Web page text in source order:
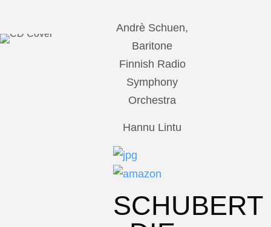
Andrè Schuen,
Baritone
Finnish Radio
Symphony
Orchestra
Hannu Lintu
SCHUBERT